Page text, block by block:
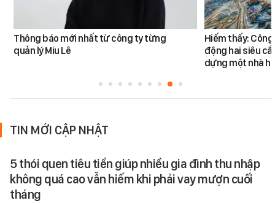
Thông báo mới nhất từ công ty từng
quản lý Miu Lê
Hiếm thấy:
động hai siêu
dựng một nhà
TIN MỚI CẬP NHẬT
5 thói quen tiêu tiền giúp nhiều gia đình thu nhập
không quá cao vẫn hiếm khi phải vay mượn cuối
tháng